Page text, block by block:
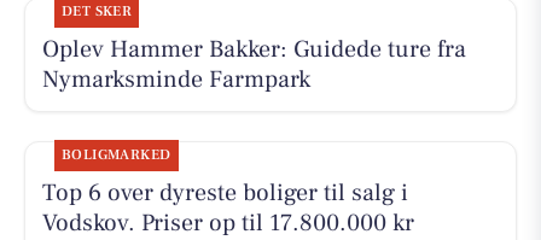
DET SKER
Oplev Hammer Bakker: Guidede ture fra
Nymarksminde Farmpark
BOLIGMARKED
Top 6 over dyreste boliger til salg i
Vodskov. Priser op til 17.800.000 kr